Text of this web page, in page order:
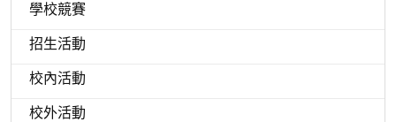
學校競賽
招生活動
校內活動
校外活動